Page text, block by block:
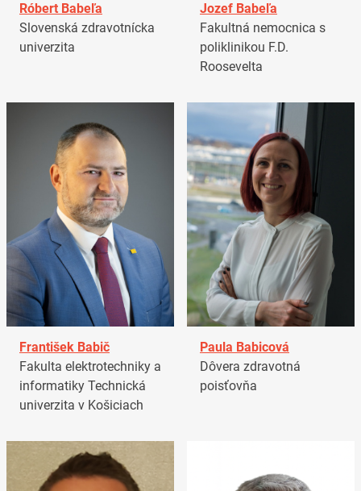
Róbert Babeľa
Slovenská zdravotnícka
univerzita
Jozef Babeľa
Fakultná nemocnica s
poliklinikou F.D.
Roosevelta
František Babič
Fakulta elektrotechniky a
informatiky Technická
univerzita v Košiciach
Paula Babicová
Dôvera zdravotná
poisťovňa